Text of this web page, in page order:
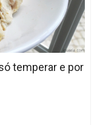
temperar e por